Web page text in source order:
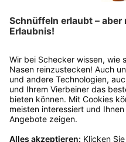
Bitte fülle das
findest du online.
Rücksendeetikett auf
dir in deinem
Gast bestellt, schreibe
verkauf@schecker.de
Servicezeiten an, dann